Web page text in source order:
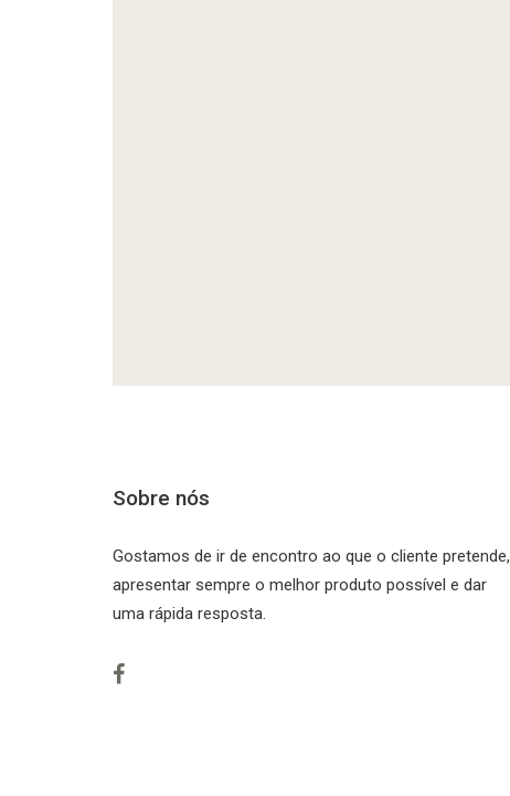
Sobre nós
Gostamos de ir de encontro ao que o cliente pretende,
apresentar sempre o melhor produto possível e dar
uma rápida resposta.